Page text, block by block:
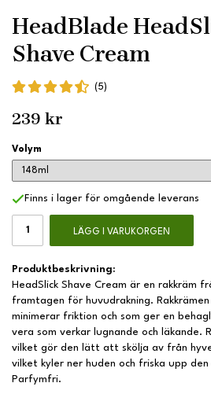
HeadBlade
Shave Cream
(5)
239 kr
Volym
Finns i lager för omgående leverans
LÄGG I VARUKORGEN
Produktbeskrivning:
HeadSlick Shave Cream är en rakkräm
framtagen för huvudrakning. Rakkrämen
minimerar friktion och som ger en
vera som verkar lugnande och läkande.
vilket gör den lätt att skölja av från
vilket kyler ner huden och friska upp
Parfymfri.